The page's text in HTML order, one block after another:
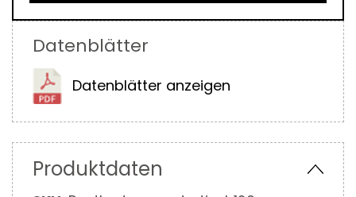
Datenblätter
Datenblätter anzeigen
Produktdaten